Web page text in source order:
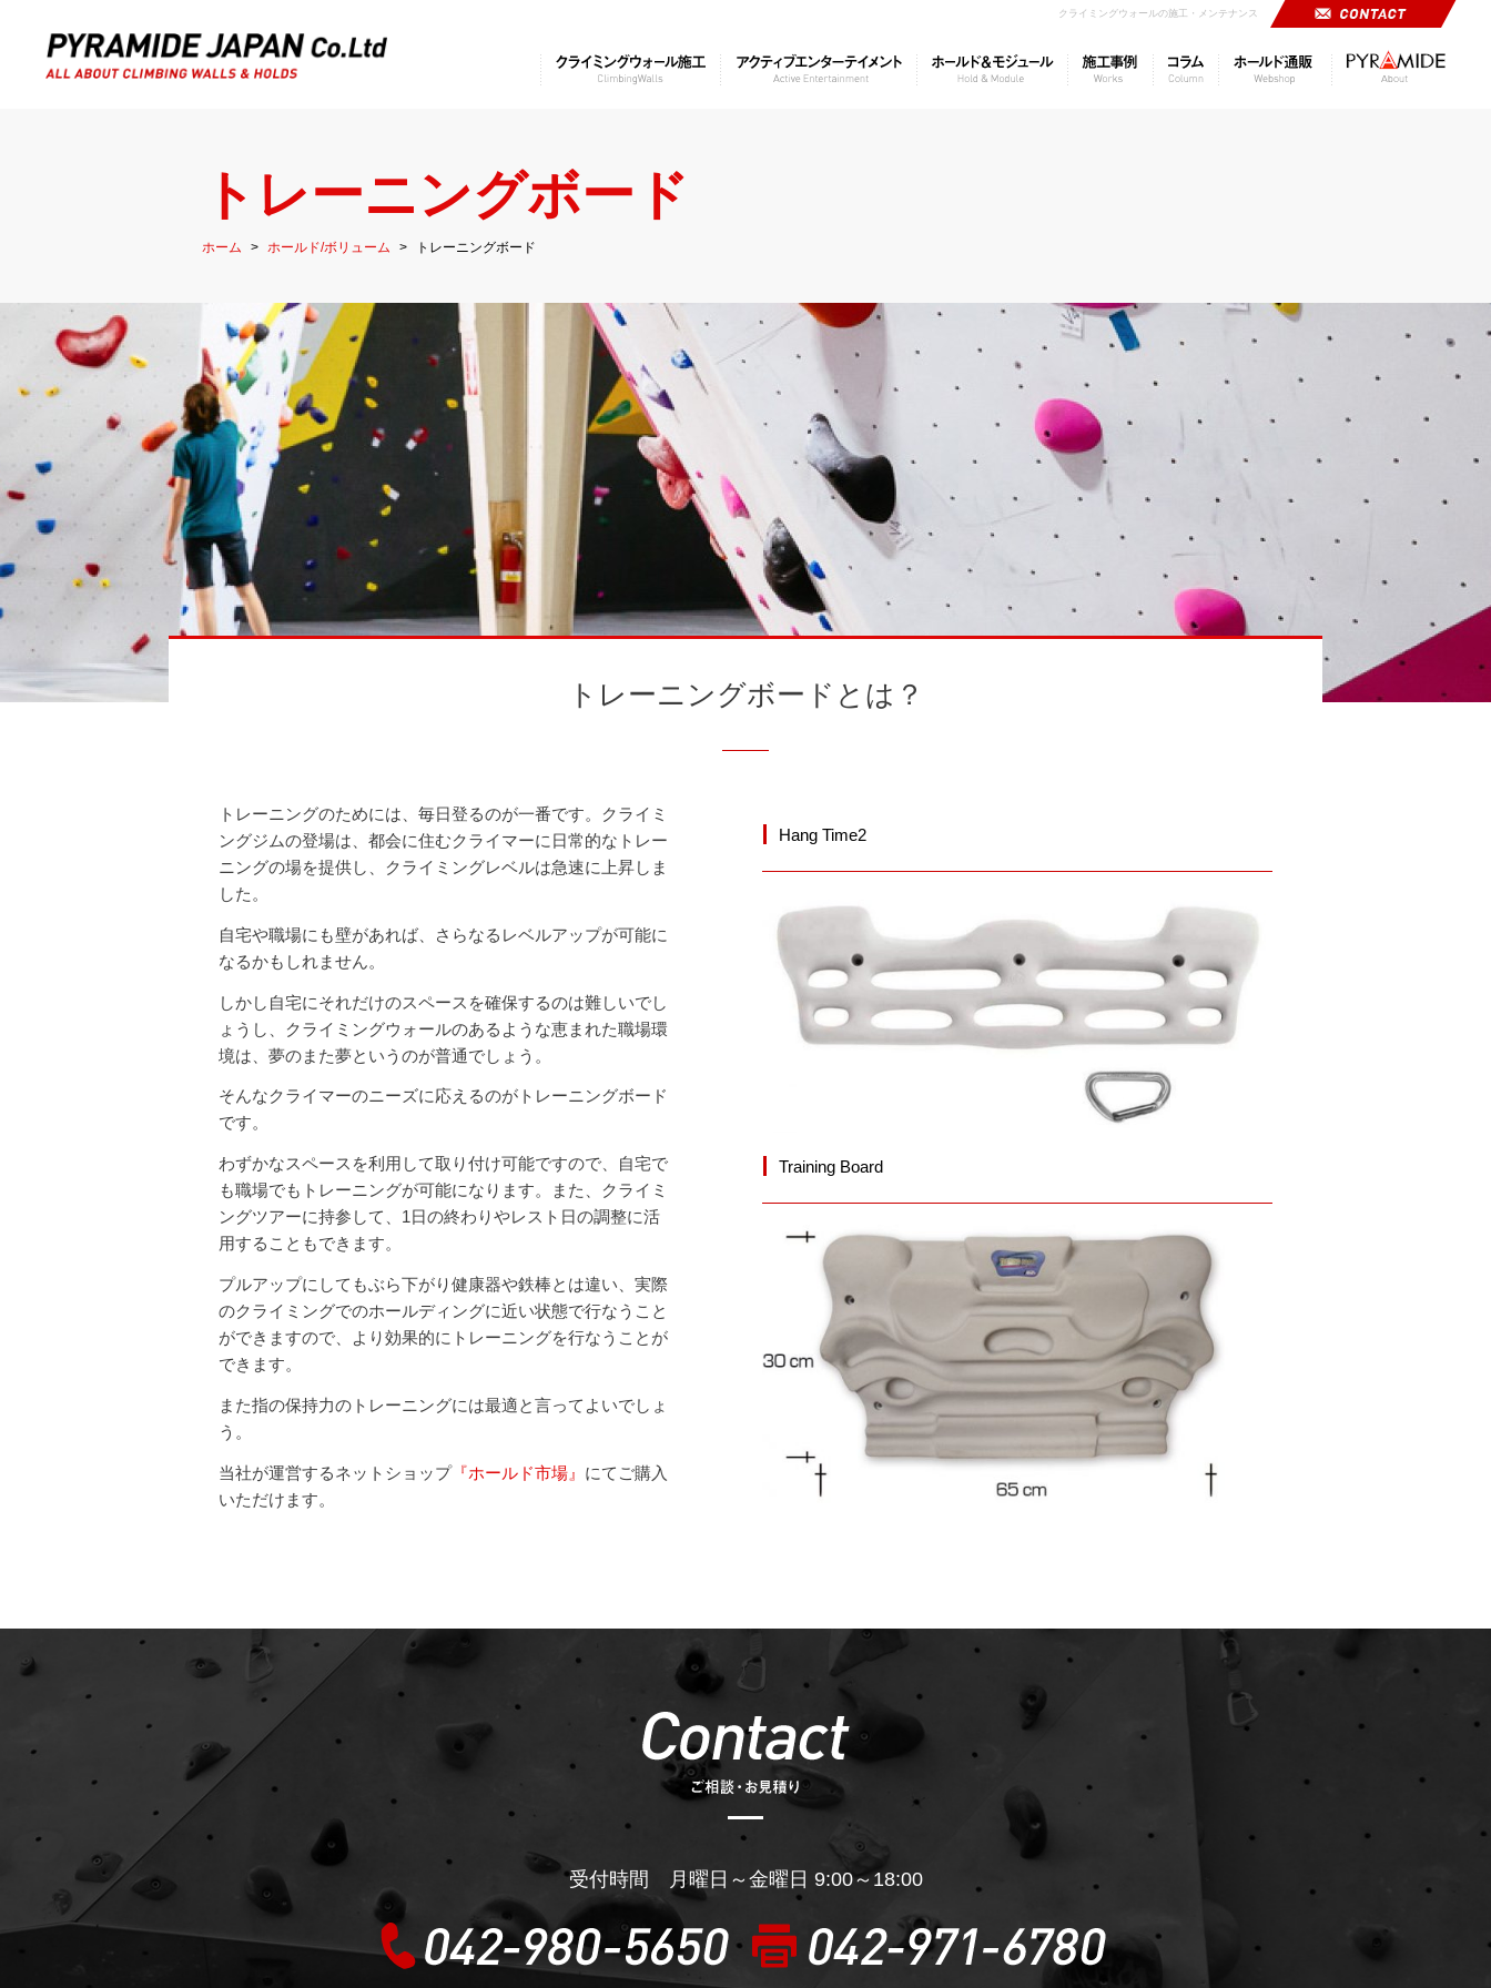
クライミングウォールの施工・メンテナンス
トレーニングボード
ホーム ホールド/ボリューム トレーニングボード
トレーニングボードとは？
Hang Time2
Training Board
トレーニングのためには、毎日登るのが一番です。クライミ
ングジムの登場は、都会に住むクライマーに日常的なトレー
ニングの場を提供し、クライミングレベルは急速に上昇しま
した。
自宅や職場にも壁があれば、さらなるレベルアップが可能に
なるかもしれません。
しかし自宅にそれだけのスペースを確保するのは難しいでし
ょうし、クライミングウォールのあるような恵まれた職場環
境は、夢のまた夢というのが普通でしょう。
そんなクライマーのニーズに応えるのがトレーニングボード
です。
わずかなスペースを利用して取り付け可能ですので、自宅で
も職場でもトレーニングが可能になります。また、クライミ
ングツアーに持参して、1日の終わりやレスト日の調整に活
用することもできます。
プルアップにしてもぶら下がり健康器や鉄棒とは違い、実際
のクライミングでのホールディングに近い状態で行なうこと
ができますので、より効果的にトレーニングを行なうことが
できます。
また指の保持力のトレーニングには最適と言ってよいでしょ
う。
当社が運営するネットショップ『ホールド市場』 にてご購入
いただけます。
受付時間 月曜日～金曜日 9:00～18:00